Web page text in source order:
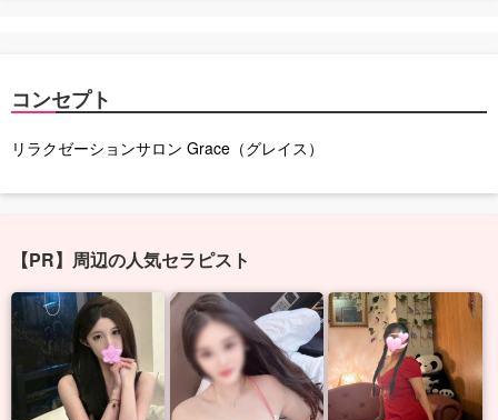
コンセプト
リラクゼーションサロン Grace（グレイス）
【PR】周辺の人気セラピスト